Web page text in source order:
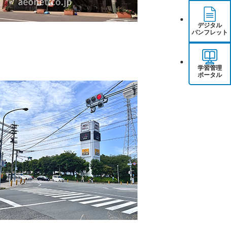
デジタル
パンフレット
学習管理
ポータル